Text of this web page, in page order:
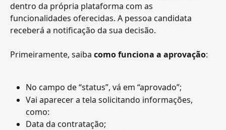
dentro da própria plataforma com as
funcionalidades oferecidas. A pessoa candidata
receberá a notificação da sua decisão.
Primeiramente, saiba como funciona a aprovação:
No campo de “status”, vá em “aprovado”;
Vai aparecer a tela solicitando informações,
como:
Data da contratação;